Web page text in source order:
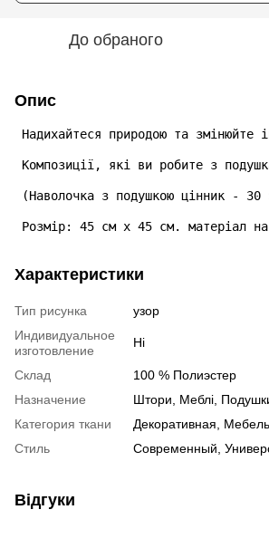
До обраного
Опис
Надихайтеся природою та
Композиції, які ви робите з
(Наволочка з подушкою цінник -
Розмір: 45 см х 45 см. матеріал на
Характеристики
Тип рисунка
узор
Индивидуальное
изготовление
Ні
Склад
100 % Полиэстер
Назначение
Штори, Меблі,
Категория ткани
Декоративная,
Стиль
Современный,
Відгуки